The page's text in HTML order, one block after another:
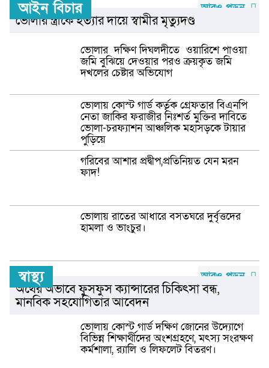
আইন বিচার আরও পড়ুন
ভোলার স্ত্রীকে হত্যার দায়ে স্বামীর মৃত্যুদণ্ড
ভোলার দক্ষিণ দিঘলদীতে ওয়ারিশে পাওয়া
জমি বুঝিয়ে দেওয়ার পরও ক্রয়কৃত জমি
দখলের চেষ্টার অভিযোগ
ভোলায় কোস্ট গার্ড কর্তৃক গ্রেফতার বিএনপি
নেতা জাকির ফরাজীর নিঃশর্ত মুক্তির দাবিতে
ভোলা-চরফ্যাশন আঞ্চলিক মহাসড়কে টায়ার
পুড়িয়ে
গরিবের আশার প্রদ্বীপ,প্রতিনিয়ত যেন মরন
ফাদ!
ভোলায় রাতের আধারে বসতঘরে দুর্বৃত্তদের
হামলা ও ভাংচুর।
স্বাস্থ্য আরও পড়ুন
অর্থের অভাবে ফুসফুস ক্যান্সারের চিকিৎসা বন্ধ,
মানবিক সহযোগিতার আবেদন
ভোলায় কোস্ট গার্ড দক্ষিণ জোনের উদ্যোগে
বিভিন্ন শিক্ষার্থীদের অংশগ্রহণে, মৎস্য সংরক্ষণ
কর্মশালা, র‍্যালি ও লিফলেট বিতরণ।